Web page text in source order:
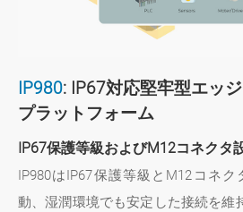
IP980: IP67対応堅牢型エッ
プラットフォーム
IP67保護等級およびM12コネクタ
IP980はIP67保護等級とM12コネ
動、湿潤環境でも安定した接続を